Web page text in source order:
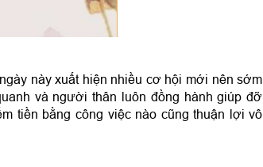
này xuất hiện nhiều cơ hội mới nên sớm
và người thân luôn đồng hành giúp đỡ
tiền bằng công việc nào cũng thuận lợi vô